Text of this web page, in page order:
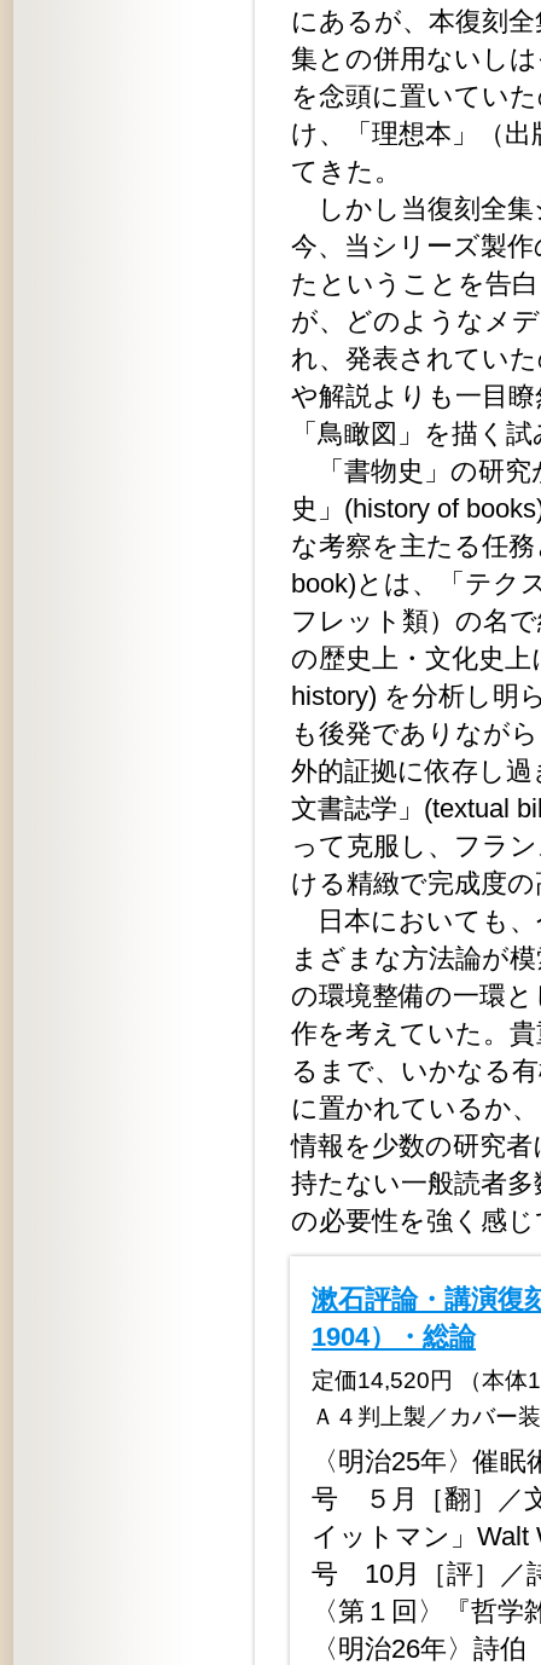
にあるが、本復刻
集との併用ないし
を念頭に置いてい
け、「理想本」（
てきた。
しかし当復刻全集
今、当シリーズ製
たということを告
が、どのようなメ
れ、発表されてい
や解説よりも一目
「鳥瞰図」を描く
「書物史」の研究
史」(history of
な考察を主たる任
book)とは、「テク
フレット類）の名
の歴史上・文化史
history) を分析し明
も後発でありなが
外的証拠に依存し
文書誌学」(textual
って克服し、フラ
ける精緻で完成度
日本においても、
まざまな方法論が
の環境整備の一環
作を考えていた。
るまで、いかなる
に置かれているか
情報を少数の研究
持たない一般読者
の必要性を
漱石評論・講演
1904）・総論
定価14,520円 （本体
Ａ４判上製／カバー
〈明治25年〉催
号 ５月［翻］／
イットマン」Walt
号 10月［評］／
〈第１回〉『哲
〈明治26年〉詩